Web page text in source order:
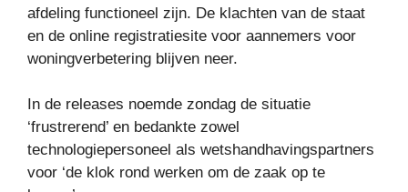
afdeling functioneel zijn. De klachten van de staat
en de online registratiesite voor aannemers voor
woningverbetering blijven neer.
In de releases noemde zondag de situatie
‘frustrerend’ en bedankte zowel
technologiepersoneel als wetshandhavingspartners
voor ‘de klok rond werken om de zaak op te